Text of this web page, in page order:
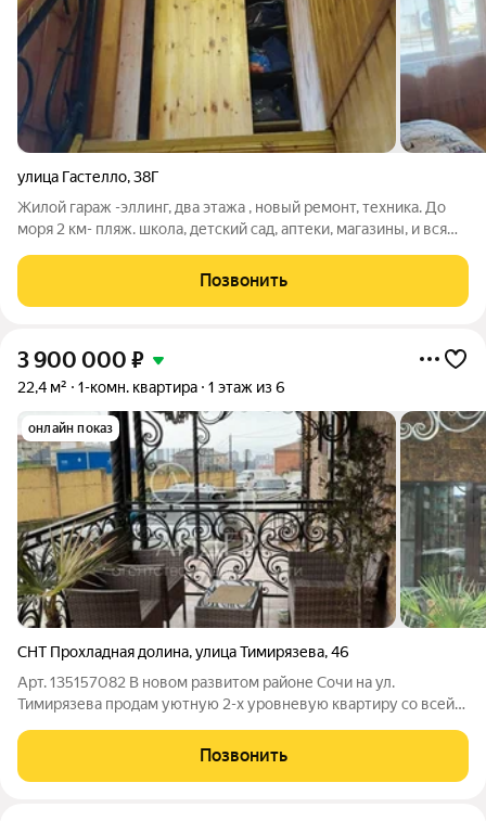
улица Гастелло,38Г
Жилой гараж -эллинг, два этажа , новый ремонт, техника. До
моря 2 км- пляж. школа, детский сад, аптеки, магазины, и вся
важна прописка - идеальный вариант недвижимости. Или для
сдачи . Посуточно в
Позвонить
3 900 000 ₽
22,4 м² 1-комн. квартира 1 этаж из 6
онлайн показ
СНТ Прохладная долина,улица Тимирязева,46
Арт. 135157082 В новом развитом районе Сочи на ул.
Тимирязева продам уютную 2-х уровневую квартиру со всей
лестницы на 2-й уровень, где спальная зона, продуманная
планировка, каждый сантиметр
Позвонить